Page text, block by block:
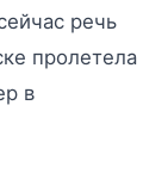
речь
пролетела
в